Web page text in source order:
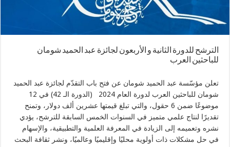
الترشح للدورة الثانية و الأربعون لجائزة عبد الحميد شومان
للباحثين العرب
تعلن مؤسّسة عبد الحميد شومان عن فتح باب التقدّم لجائزة عبد الحميد
شومان للباحثين العرب لدورة العام 2024 (الدورة الـ 42) في 12
موضوعًا ضمن 6 حقول، والتي تبلغ قيمتها عشرين ألف دولار، وتمنح
تقديرًا لنتاج علمي متميز في السنوات الخمس السابقة للترشح، يؤدي
نشره وتعميمه إلى الزيادة في المعرفة العلمية والتطبيقية، والإسهام
في حل مشكلات ذات أولوية محليًا وإقليميًا وعالميًا، ونشر ثقافة البحث